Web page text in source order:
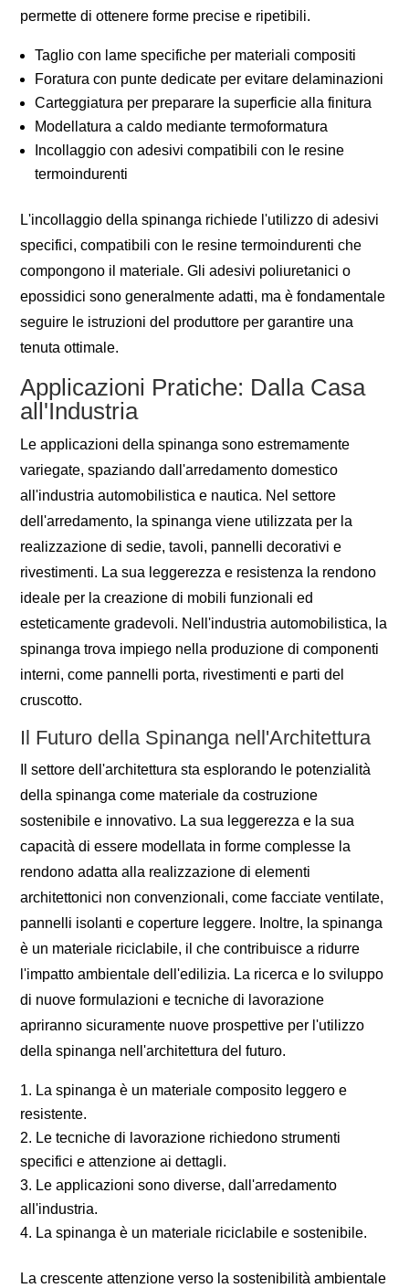
permette di ottenere forme precise e ripetibili.
Taglio con lame specifiche per materiali compositi
Foratura con punte dedicate per evitare delaminazioni
Carteggiatura per preparare la superficie alla finitura
Modellatura a caldo mediante termoformatura
Incollaggio con adesivi compatibili con le resine
termoindurenti
L'incollaggio della spinanga richiede l'utilizzo di adesivi
specifici, compatibili con le resine termoindurenti che
compongono il materiale. Gli adesivi poliuretanici o
epossidici sono generalmente adatti, ma è fondamentale
seguire le istruzioni del produttore per garantire una
tenuta ottimale.
Applicazioni Pratiche: Dalla Casa
all'Industria
Le applicazioni della spinanga sono estremamente
variegate, spaziando dall'arredamento domestico
all'industria automobilistica e nautica. Nel settore
dell'arredamento, la spinanga viene utilizzata per la
realizzazione di sedie, tavoli, pannelli decorativi e
rivestimenti. La sua leggerezza e resistenza la rendono
ideale per la creazione di mobili funzionali ed
esteticamente gradevoli. Nell'industria automobilistica, la
spinanga trova impiego nella produzione di componenti
interni, come pannelli porta, rivestimenti e parti del
cruscotto.
Il Futuro della Spinanga nell'Architettura
Il settore dell'architettura sta esplorando le potenzialità
della spinanga come materiale da costruzione
sostenibile e innovativo. La sua leggerezza e la sua
capacità di essere modellata in forme complesse la
rendono adatta alla realizzazione di elementi
architettonici non convenzionali, come facciate ventilate,
pannelli isolanti e coperture leggere. Inoltre, la spinanga
è un materiale riciclabile, il che contribuisce a ridurre
l'impatto ambientale dell'edilizia. La ricerca e lo sviluppo
di nuove formulazioni e tecniche di lavorazione
apriranno sicuramente nuove prospettive per l'utilizzo
della spinanga nell'architettura del futuro.
La spinanga è un materiale composito leggero e
resistente.
Le tecniche di lavorazione richiedono strumenti
specifici e attenzione ai dettagli.
Le applicazioni sono diverse, dall'arredamento
all'industria.
La spinanga è un materiale riciclabile e sostenibile.
La crescente attenzione verso la sostenibilità ambientale